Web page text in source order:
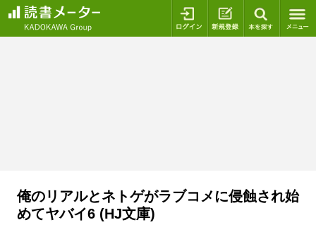
ログイン 新規登録
俺のリアルとネトゲがラブコメに侵蝕され始
めてヤバイ6 (HJ文庫)